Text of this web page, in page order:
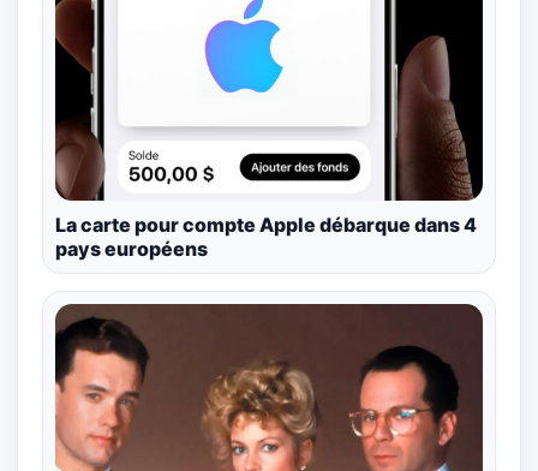
La carte pour compte Apple débarque dans 4
pays européens